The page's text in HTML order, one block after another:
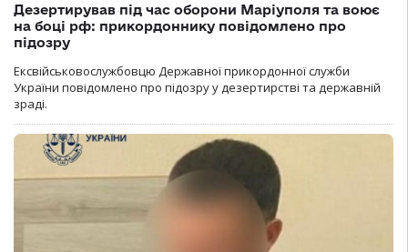
Дезертирував під час оборони Маріуполя та воює
на боці рф: прикордоннику повідомлено про
підозру
Ексвійськовослужбовцю Державної прикордонної служби
України повідомлено про підозру у дезертирстві та державній
зраді.